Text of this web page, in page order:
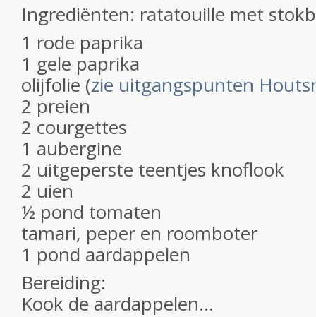
Ingrediënten: ratatouille met
1 rode paprika
1 gele paprika
olijfolie (zie uitgangspunten
2 preien
2 courgettes
1 aubergine
2 uitgeperste teentjes knoflook
2 uien
½ pond tomaten
tamari, peper en roomboter
1 pond aardappelen
Bereiding:
Kook de aardappelen...